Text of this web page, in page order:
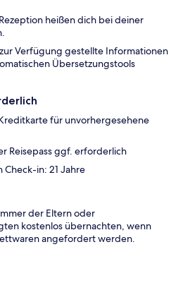
heißen dich bei deiner
Verfügung gestellte Informationen
Übersetzungstools
für unvorhergesehene
Reisepass ggf. erforderlich
in: 21 Jahre
der Eltern oder
kostenlos übernachten, wenn
angefordert werden.